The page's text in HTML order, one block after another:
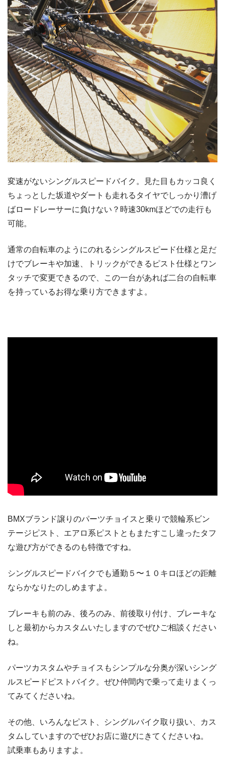
変速がないシングルスピードバイク。見た目もカッコ良く
ちょっとした坂道やダートも走れるタイヤでしっかり漕げ
ばロードレーサーに負けない？時速30kmほどでの走行も
可能。
通常の自転車のようにのれるシングルスピード仕様と足だ
けでブレーキや加速、トリックができるピスト仕様とワン
タッチで変更できるので、この一台があれば二台の自転車
を持っているお得な乗り方できますよ。
BMXブランド譲りのパーツチョイスと乗りで競輪系ビン
テージピスト、エアロ系ピストともまたすこし違ったタフ
な遊び方ができるのも特徴ですね。
シングルスピードバイクでも通勤５〜１０キロほどの距離
ならかなりたのしめますよ。
ブレーキも前のみ、後ろのみ、前後取り付け、ブレーキな
しと最初からカスタムいたしますのでぜひご相談ください
ね。
パーツカスタムやチョイスもシンプルな分奥が深いシング
ルスピードピストバイク。ぜひ仲間内で乗って走りまくっ
てみてくださいね。
その他、いろんなピスト、シングルバイク取り扱い、カス
タムしていますのでぜひお店に遊びにきてくださいね。
試乗車もありますよ。